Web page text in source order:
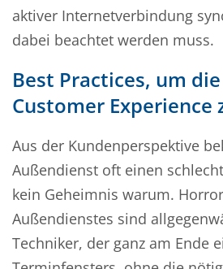
aktiver Internetverbindung
dabei beachtet werden muss.
Best Practices, um
Customer Experience
Aus der Kundenperspektive
Außendienst oft einen
kein Geheimnis warum.
Außendienstes sind
Techniker, der ganz am Ende